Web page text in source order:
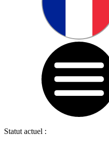
Statut actuel :